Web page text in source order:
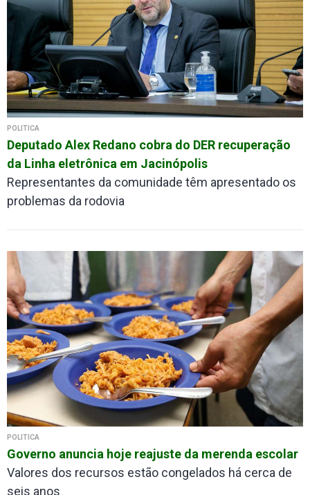
POLÍTICA
Deputado Alex Redano cobra do DER recuperação
da Linha eletrônica em Jacinópolis
Representantes da comunidade têm apresentado os
problemas da rodovia
POLÍTICA
Governo anuncia hoje reajuste da merenda escolar
Valores dos recursos estão congelados há cerca de
seis anos